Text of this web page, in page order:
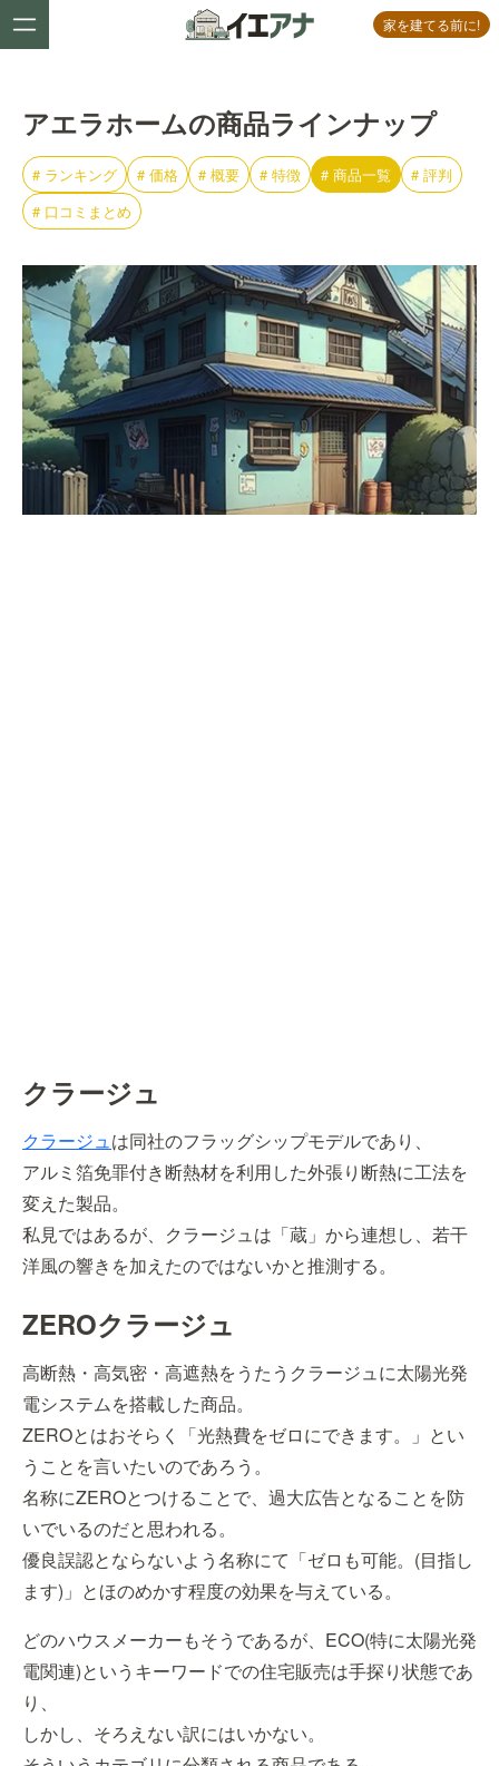
家を建てる前に!
アエラホームの商品ラインナップ
# ランキング # 価格 # 概要 # 特徴 # 商品一覧 # 評判
# 口コミまとめ
クラージュ
クラージュは同社のフラッグシップモデルであり、
アルミ箔免罪付き断熱材を利用した外張り断熱に工法を
変えた製品。
私見ではあるが、クラージュは「蔵」から連想し、若干
洋風の響きを加えたのではないかと推測する。
ZEROクラージュ
高断熱・高気密・高遮熱をうたうクラージュに太陽光発
電システムを搭載した商品。
ZEROとはおそらく「光熱費をゼロにできます。」とい
うことを言いたいのであろう。
名称にZEROとつけることで、過大広告となることを防
いでいるのだと思われる。
優良誤認とならないよう名称にて「ゼロも可能。(目指し
ます)」とほのめかす程度の効果を与えている。
どのハウスメーカーもそうであるが、ECO(特に太陽光発
電関連)というキーワードでの住宅販売は手探り状態であ
り、
しかし、そろえない訳にはいかない。